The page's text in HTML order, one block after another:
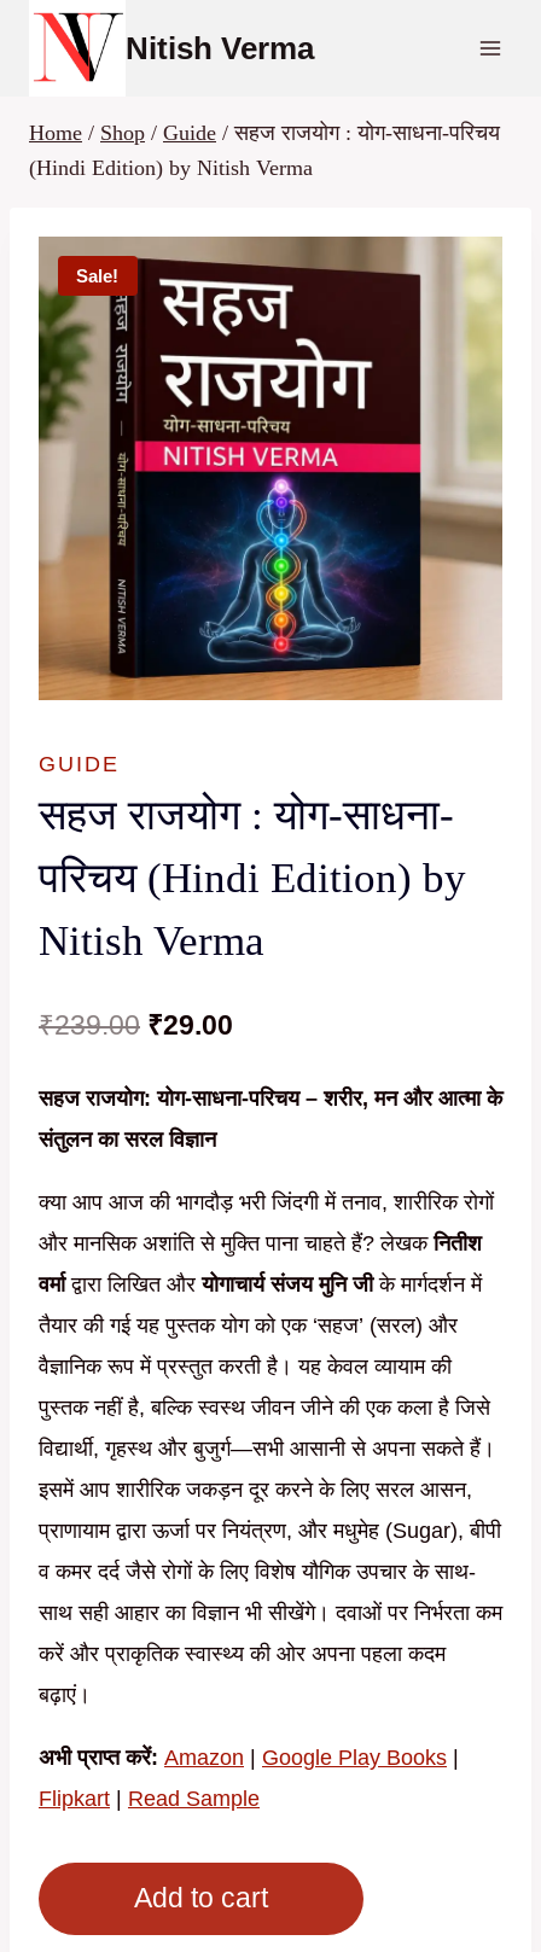
Skip
Nitish Verma
Home / Shop / Guide / सहज राजयोग : योग-साधना-परिचय
(Hindi Edition) by Nitish Verma
Sale!
GUIDE
सहज राजयोग : योग-साधना-
परिचय (Hindi Edition) by
Nitish Verma
₹239.00 Original
was:
₹29.00
सहज राजयोग: योग-साधना-परिचय – शरीर, मन और आत्मा के
संतुलन का सरल विज्ञान
क्या आप आज की भागदौड़ भरी जिंदगी में तनाव, शारीरिक रोगों
और मानसिक अशांति से मुक्ति पाना चाहते हैं? लेखकनितीश
वर्माद्वारा लिखित औरयोगाचार्य संजय मुनि जीके मार्गदर्शन में
तैयार की गई यह पुस्तक योग को एक ‘सहज’ (सरल) और
वैज्ञानिक रूप में प्रस्तुत करती है। यह केवल व्यायाम की
पुस्तक नहीं है, बल्कि स्वस्थ जीवन जीने की एक कला है जिसे
विद्यार्थी, गृहस्थ और बुजुर्ग—सभी आसानी से अपना सकते हैं।
इसमें आप शारीरिक जकड़न दूर करने के लिए सरल आसन,
प्राणायाम द्वारा ऊर्जा पर नियंत्रण, और मधुमेह (Sugar), बीपी
व कमर दर्द जैसे रोगों के लिए विशेष यौगिक उपचार के साथ-
साथ सही आहार का विज्ञान भी सीखेंगे। दवाओं पर निर्भरता कम
करें और प्राकृतिक स्वास्थ्य की ओर अपना पहला कदम
बढ़ाएं।
अभी प्राप्त करें: Amazon Google Play Books
Flipkart
Read Sample
सहज
राजयोग
Add to cart